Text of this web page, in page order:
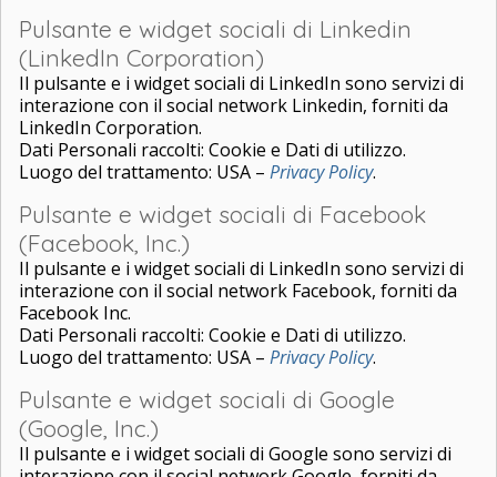
Pulsante e widget sociali di Linkedin
(LinkedIn Corporation)
Il pulsante e i widget sociali di LinkedIn sono servizi di
interazione con il social network Linkedin, forniti da
LinkedIn Corporation.
Dati Personali raccolti: Cookie e Dati di utilizzo.
Luogo del trattamento: USA – Privacy Policy.
Pulsante e widget sociali di Facebook
(Facebook, Inc.)
Il pulsante e i widget sociali di LinkedIn sono servizi di
interazione con il social network Facebook, forniti da
Facebook Inc.
Dati Personali raccolti: Cookie e Dati di utilizzo.
Luogo del trattamento: USA – Privacy Policy.
Pulsante e widget sociali di Google
(Google, Inc.)
Il pulsante e i widget sociali di Google sono servizi di